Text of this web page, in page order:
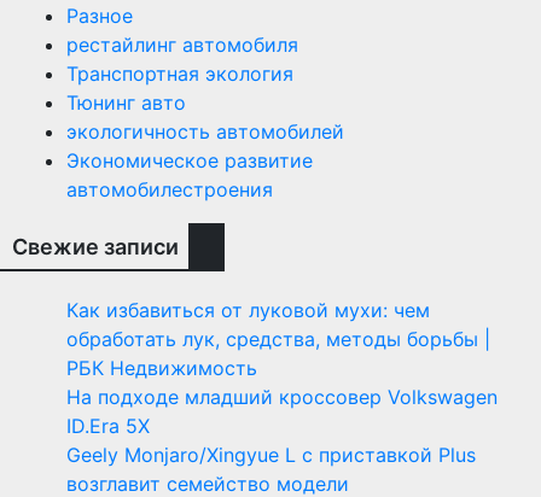
Разное
рестайлинг автомобиля
Транспортная экология
Тюнинг авто
экологичность автомобилей
Экономическое развитие
автомобилестроения
Свежие записи
Как избавиться от луковой мухи: чем
обработать лук, средства, методы борьбы |
РБК Недвижимость
На подходе младший кроссовер Volkswagen
ID.Era 5X
Geely Monjaro/Xingyue L с приставкой Plus
возглавит семейство модели